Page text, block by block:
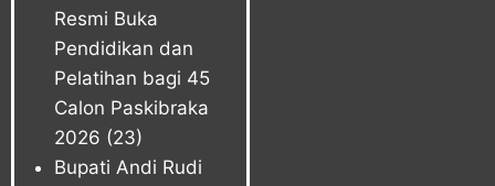
Resmi Buka
Pendidikan dan
Pelatihan bagi 45
Calon Paskibraka
2026 (23)
Bupati Andi Rudi